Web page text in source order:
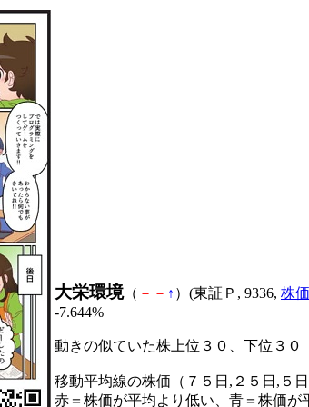
大栄環境（ － － ↑ ）(東証Ｐ, 9336, 株価
-7.644%
動きの似ていた株上位３０、下位３０
移動平均線の株価（７５日,２５日,５
赤＝株価が平均より低い、青＝株価が